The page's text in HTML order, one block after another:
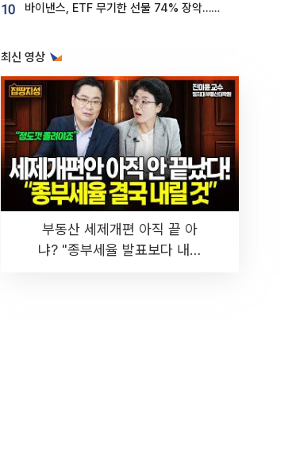
10 바이낸스, ETF 무기한 선물 74% 장악…한국 레버리지 ETF 거래 급증 [e가상자산]
최신 영상
부동산 세제개편 아직 끝 아
냐? "종부세율 발표보다 내릴